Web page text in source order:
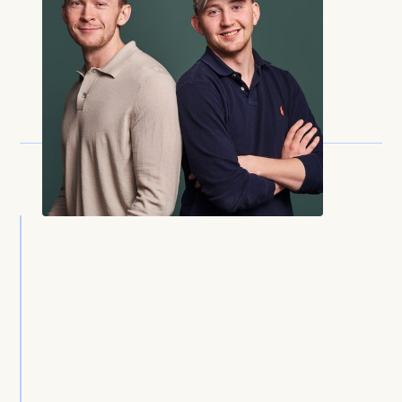
SE VÅR PORTEFØLJE
SE VÅR PORTEFØLJE